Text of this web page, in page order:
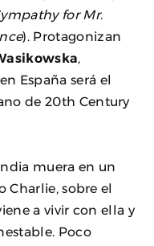
for Mr.
). Protagonizan
España será el
de 20th Century
muera en un
Charlie, sobre el
a vivir con ella y
Poco